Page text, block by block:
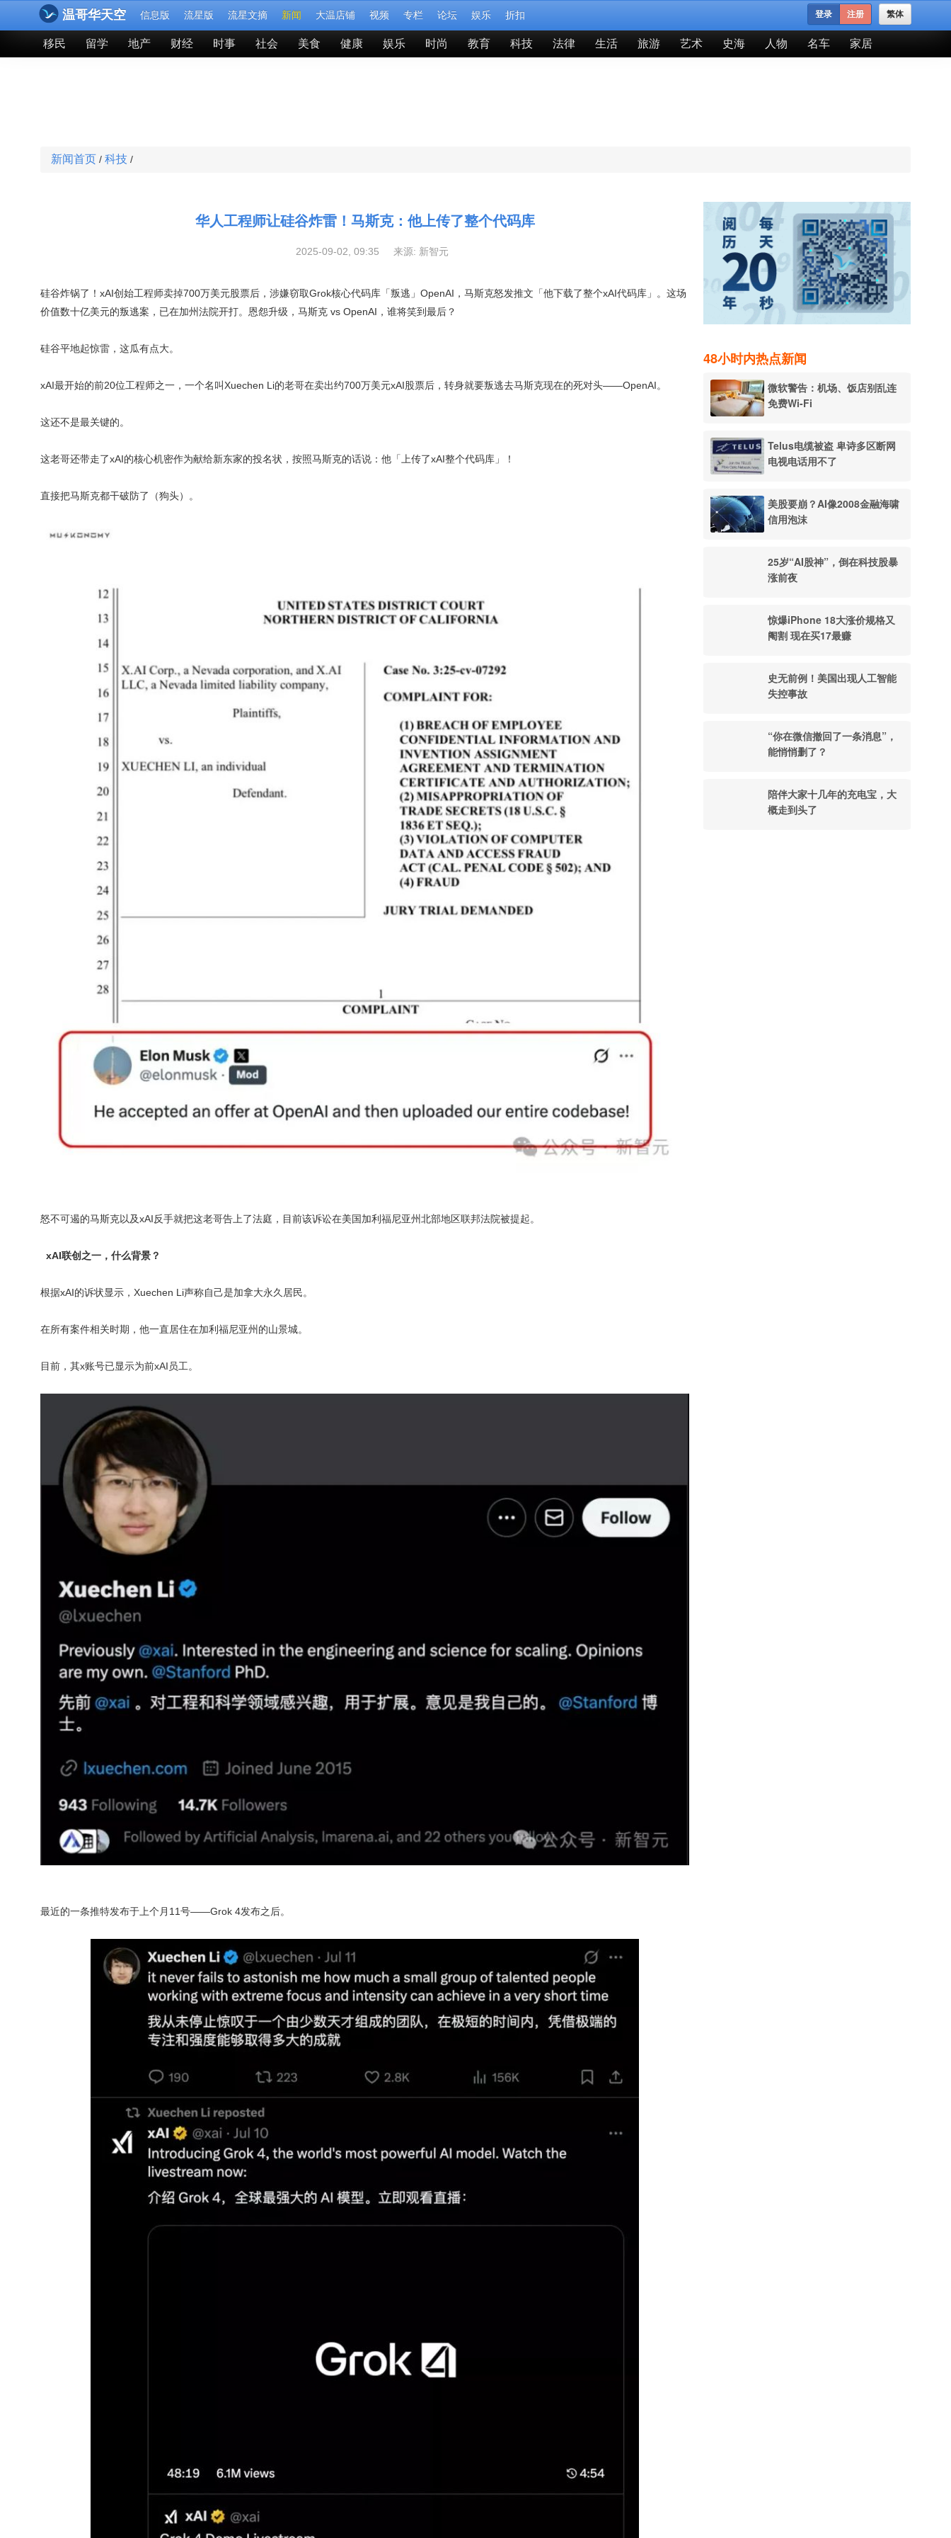
温哥华天空 信息版 流星版 流星文摘 新闻 大温店铺 视频 专栏 论坛 娱乐 折扣 繁体
登录 注册
移民 留学 地产 财经 时事 社会 美食 健康 娱乐 时尚 教育 科技 法律 生活 旅游 艺术 史海 人物 名车 家居
新闻首页 / 科技 /
华人工程师让硅谷炸雷！马斯克：他上传了整个代码库
2025-09-02, 09:35 来源: 新智元
硅谷炸锅了！xAI创始工程师卖掉700万美元股票后，涉嫌窃取Grok核心代码库「叛逃」OpenAI，马斯克怒发推文「他下载了整个xAI代码库」。这场
价值数十亿美元的叛逃案，已在加州法院开打。恩怨升级，马斯克 vs OpenAI，谁将笑到最后？
硅谷平地起惊雷，这瓜有点大。
xAI最开始的前20位工程师之一，一个名叫Xuechen Li的老哥在卖出约700万美元xAI股票后，转身就要叛逃去马斯克现在的死对头——OpenAI。
这还不是最关键的。
这老哥还带走了xAI的核心机密作为献给新东家的投名状，按照马斯克的话说：他「上传了xAI整个代码库」！
直接把马斯克都干破防了（狗头）。
怒不可遏的马斯克以及xAI反手就把这老哥告上了法庭，目前该诉讼在美国加利福尼亚州北部地区联邦法院被提起。
xAI联创之一，什么背景？
根据xAI的诉状显示，Xuechen Li声称自己是加拿大永久居民。
在所有案件相关时期，他一直居住在加利福尼亚州的山景城。
目前，其x账号已显示为前xAI员工。
最近的一条推特发布于上个月11号——Grok 4发布之后。
48小时内热点新闻
微软警告：机场、饭店别乱连
免费Wi-Fi
Telus电缆被盗 卑诗多区断网
电视电话用不了
美股要崩？AI像2008金融海啸
信用泡沫
25岁“AI股神”，倒在科技股暴
涨前夜
惊爆iPhone 18大涨价规格又
阉割 现在买17最赚
史无前例！美国出现人工智能
失控事故
“你在微信撤回了一条消息”，
能悄悄删了？
陪伴大家十几年的充电宝，大
概走到头了